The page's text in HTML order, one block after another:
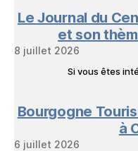
Le Journal du
et son
8 juillet 2026
Si vous êtes
Bourgogne
à
6 juillet 2026